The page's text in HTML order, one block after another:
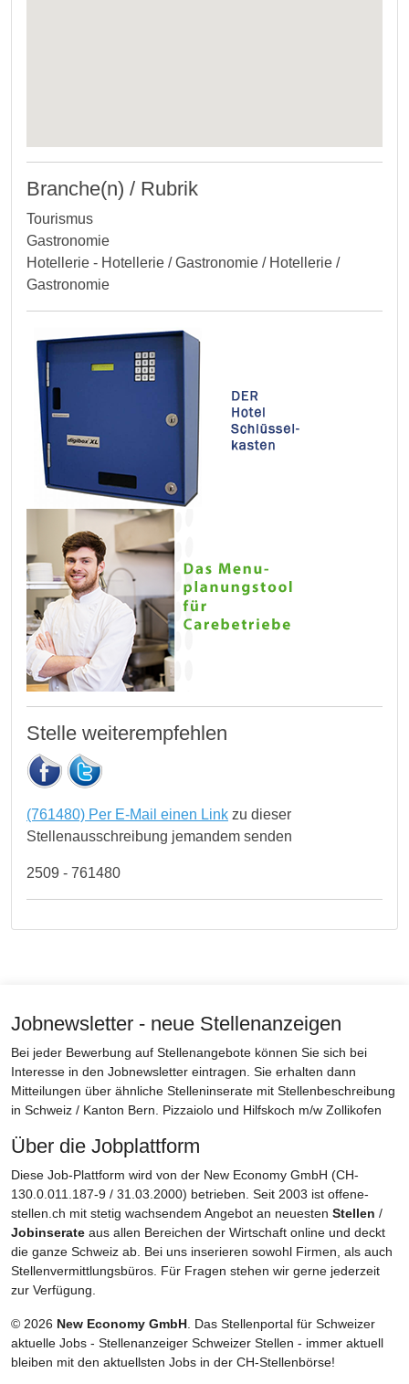
Branche(n) / Rubrik
Tourismus
Gastronomie
Hotellerie - Hotellerie / Gastronomie / Hotellerie /
Gastronomie
Stelle weiterempfehlen
(761480) Per E-Mail einen Link zu dieser
Stellenausschreibung jemandem senden
2509 - 761480
Jobnewsletter - neue Stellenanzeigen
Bei jeder Bewerbung auf Stellenangebote können Sie sich bei
Interesse in den Jobnewsletter eintragen. Sie erhalten dann
Mitteilungen über ähnliche Stelleninserate mit Stellenbeschreibung
in Schweiz / Kanton Bern. Pizzaiolo und Hilfskoch m/w Zollikofen
Über die Jobplattform
Diese Job-Plattform wird von der New Economy GmbH (CH-
130.0.011.187-9 / 31.03.2000) betrieben. Seit 2003 ist offene-
stellen.ch mit stetig wachsendem Angebot an neuesten Stellen /
Jobinserate aus allen Bereichen der Wirtschaft online und deckt
die ganze Schweiz ab. Bei uns inserieren sowohl Firmen, als auch
Stellenvermittlungsbüros. Für Fragen stehen wir gerne jederzeit
zur Verfügung.
© 2026 New Economy GmbH . Das Stellenportal für Schweizer
aktuelle Jobs - Stellenanzeiger Schweizer Stellen - immer aktuell
bleiben mit den aktuellsten Jobs in der CH-Stellenbörse!